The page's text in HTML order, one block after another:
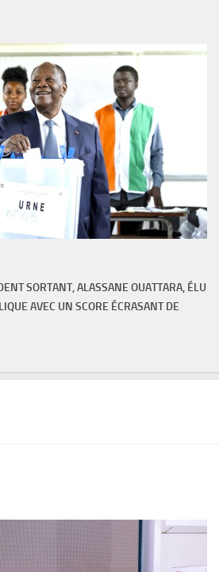
SORTANT, ALASSANE OUATTARA, ÉLU
AVEC UN SCORE ÉCRASANT DE